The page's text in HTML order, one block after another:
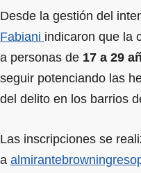
Desde la gestión del
Fabiani indicaron que la
a personas de 17 a 29
seguir potenciando las
del delito en los barrios
Las inscripciones se
a